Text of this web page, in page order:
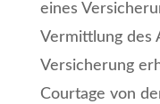
eines
Vermittlung des
Versicherung
Courtage von